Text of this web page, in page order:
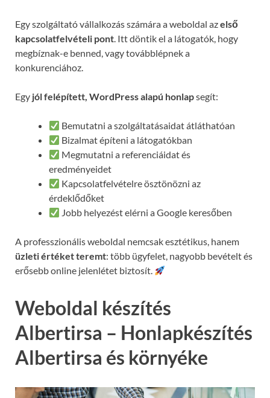
Egy szolgáltató vállalkozás számára a weboldal azelső
kapcsolatfelvételi pont. Itt döntik el a látogatók, hogy
megbíznak-e benned, vagy továbblépnek a
konkurenciához.
Egy jól felépített, WordPress alapú honlapsegít:
Bemutatni a szolgáltatásaidat átláthatóan
Bizalmat építeni a látogatókban
Megmutatni a referenciáidat és
eredményeidet
Kapcsolatfelvételre ösztönözni az
érdeklődőket
Jobb helyezést elérni a Google keresőben
A professzionális weboldal nemcsak esztétikus, hanem
üzleti értéket teremt: több ügyfelet, nagyobb bevételt és
erősebb online jelenlétet biztosít.
Weboldal készítés
Albertirsa – Honlapkészítés
Albertirsa és környéke